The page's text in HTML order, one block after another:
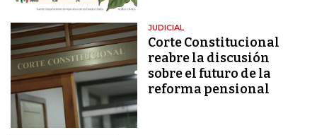
JUDICIAL
Corte Constitucional
reabre la discusión
sobre el futuro de la
reforma pensional